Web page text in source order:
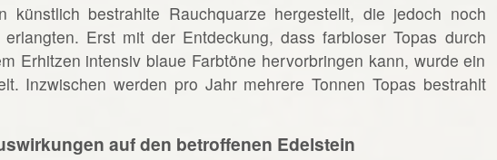
künstlich bestrahlte Rauchquarze hergestellt, die jedoch noch
Erst mit der Entdeckung, dass farbloser Topas durch
Erhitzen intensiv blaue Farbtöne hervorbringen kann, wurde ein
Inzwischen werden pro Jahr mehrere Tonnen Topas bestrahlt
auf den betroffenen Edelstein